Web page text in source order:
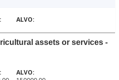
assets or services -